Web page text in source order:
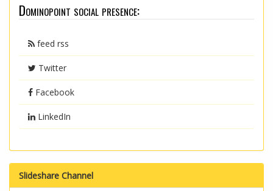
Dominopoint social presence:
feed rss
Twitter
Facebook
LinkedIn
Slideshare Channel